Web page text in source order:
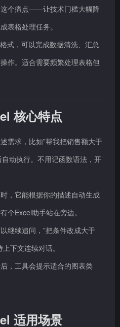
个痛点——让技术门槛大幅降
表格处理任务。
式，可以完成数据清洗、汇总
作。适合需要频繁处理表格但
核心特点
需求，比如”帮我把销售额大于
动执行。不用记函数语法，开
，它能根据你的描述自动生成
个Excel助手站在旁边。
继续追问，”把条件改成大于
下文连续对话。
，工具会提示适合的图表类
适用场景